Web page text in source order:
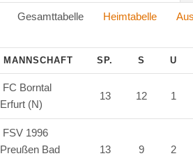
Gesamttabelle Heimtabelle
MANNSCHAFT SP. S U
FC Borntal
Erfurt (N)
13 12 1
FSV 1996
Preußen Bad
13 9 2